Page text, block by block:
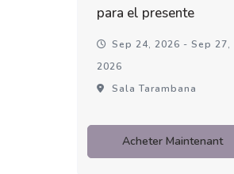
para el presente
Sep 24, 2026 - Sep 27,
2026
Sala Tarambana
Acheter Maintenant